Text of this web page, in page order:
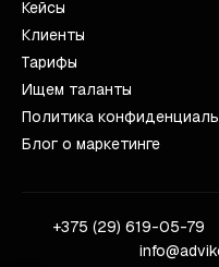
Кейсы
Клиенты
Тарифы
Ищем таланты
Политика
Блог о маркетинге
+375 (29) 619-05-79